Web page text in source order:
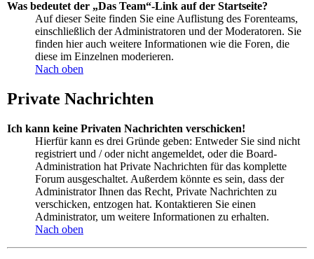
Was bedeutet der „Das Team“-Link auf der Startseite?
Auf dieser Seite finden Sie eine Auflistung des Forenteams,
einschließlich der Administratoren und der Moderatoren. Sie
finden hier auch weitere Informationen wie die Foren, die
diese im Einzelnen moderieren.
Nach oben
Private Nachrichten
Ich kann keine Privaten Nachrichten verschicken!
Hierfür kann es drei Gründe geben: Entweder Sie sind nicht
registriert und / oder nicht angemeldet, oder die Board-
Administration hat Private Nachrichten für das komplette
Forum ausgeschaltet. Außerdem könnte es sein, dass der
Administrator Ihnen das Recht, Private Nachrichten zu
verschicken, entzogen hat. Kontaktieren Sie einen
Administrator, um weitere Informationen zu erhalten.
Nach oben